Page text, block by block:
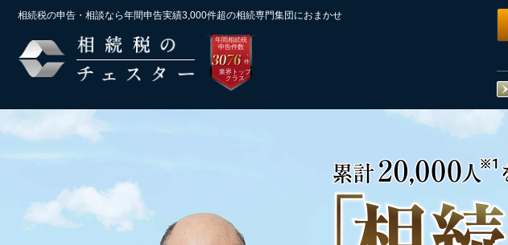
相続税の申告・相談なら年間申告実績3,000件超の相続専門集団におまかせ
年間相続税
申告件数
3076 ※
件
業界トップ
クラス